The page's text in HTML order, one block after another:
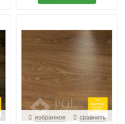
избранное сравнить